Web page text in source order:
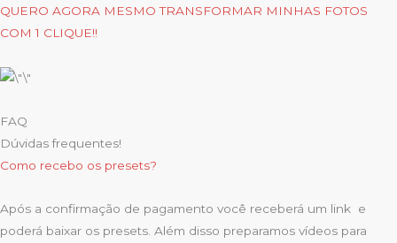
QUERO AGORA MESMO TRANSFORMAR MINHAS FOTOS
COM 1 CLIQUE!!
FAQ
Dúvidas frequentes!
Como recebo os presets?
Após a confirmação de pagamento você receberá um link e
poderá baixar os presets. Além disso preparamos vídeos para